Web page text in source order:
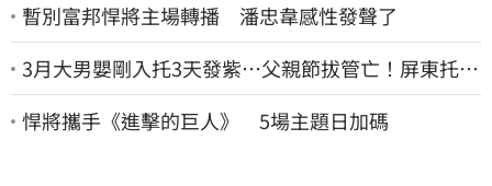
暫別富邦悍將主場轉播 潘忠韋感性發聲了
3月大男嬰剛入托3天發紫…父親節拔管亡！屏東托嬰
中心回9字
悍將攜手《進擊的巨人》 5場主題日加碼